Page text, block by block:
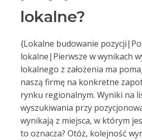
lokalne?
{Lokalne budowanie
lokalne|Pierwsze w wynikach
lokalnego z założenia ma
naszą firmę na konkretne
rynku regionalnym. Wyniki na
wyszukiwania przy
wynikają z miejsca, w którym
to oznacza? Otóż, kolejność